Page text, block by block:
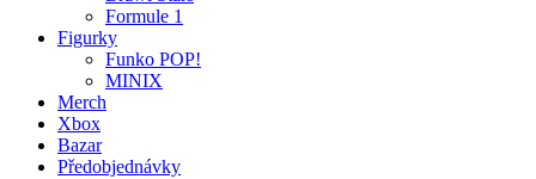
Formule 1
Figurky
Funko POP!
MINIX
Merch
Xbox
Bazar
Předobjednávky